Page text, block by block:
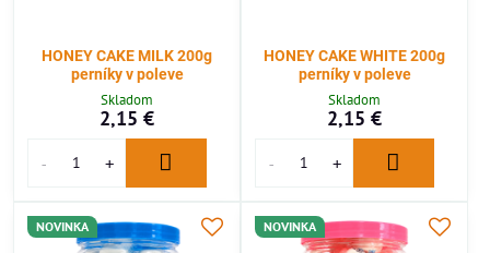
HONEY CAKE MILK 200g
perníky v poleve
Skladom
2,15 €
HONEY CAKE WHITE 200g
perníky v poleve
Skladom
2,15 €
NOVINKA NOVINKA